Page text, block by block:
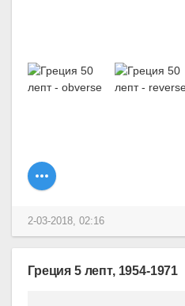
2-03-2018, 02:16
Греция 5 лепт, 1954-1971